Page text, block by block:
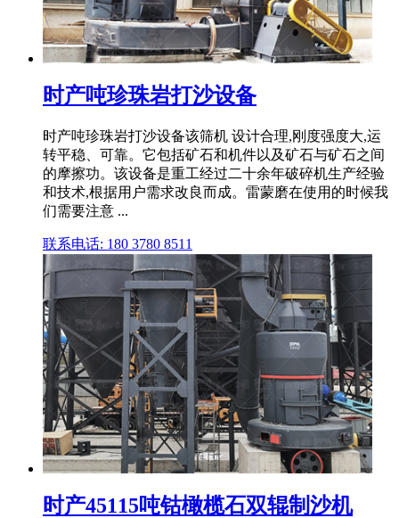
时产吨珍珠岩打沙设备
时产吨珍珠岩打沙设备该筛机 设计合理,刚度强度大,运
转平稳、可靠。它包括矿石和机件以及矿石与矿石之间
的摩擦功。该设备是重工经过二十余年破碎机生产经验
和技术,根据用户需求改良而成。雷蒙磨在使用的时候我
们需要注意 ...
联系电话: 180 3780 8511
时产45115吨钴橄榄石双辊制沙机